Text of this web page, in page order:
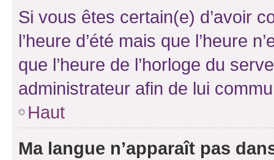
Si vous êtes certain(e) d’avoir
l’heure d’été mais que l’heure
que l’heure de l’horloge du
administrateur afin de lui
Haut
Ma langue n’apparaît pas